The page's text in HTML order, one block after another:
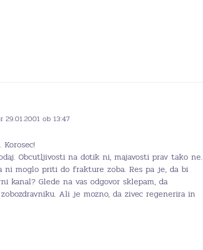
29.01.2001 ob 13:47
Obcutljivosti na dotik ni, majavosti prav tako ne.
ni moglo priti do frakture zoba. Res pa je, da bi
kanal? Glede na vas odgovor sklepam, da
Ali je mozno, da zivec regenerira in